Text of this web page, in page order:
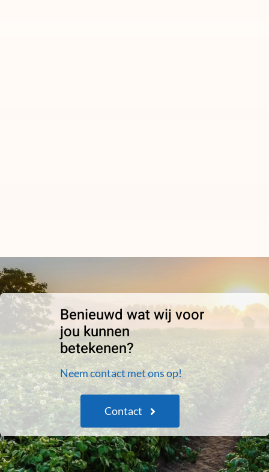
Benieuwd wat wij voor
jou kunnen
betekenen?
Neem contact met ons op!
Contact